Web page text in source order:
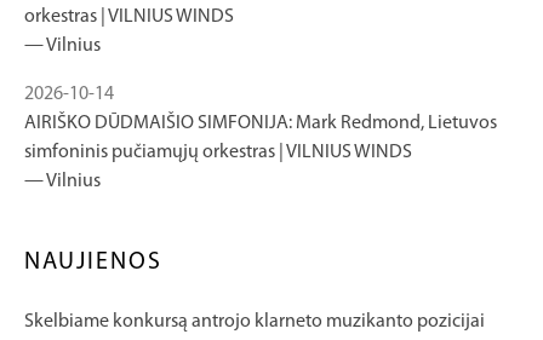
orkestras | VILNIUS WINDS
Vilnius
AIRIŠKO DŪDMAIŠIO SIMFONIJA: Mark Redmond, Lietuvos
simfoninis pučiamųjų orkestras | VILNIUS WINDS
Vilnius
2026-10-14
NAUJIENOS
Skelbiame konkursą antrojo klarneto muzikanto pozicijai